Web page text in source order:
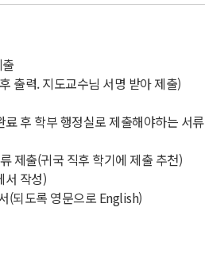
출력. 지도교수님 서명 받아 제출)
후 학부 행정실로 제출해야하는 서류
제출(귀국 직후 학기에 제출 추천)
서 작성)
(되도록 영문으로 English)